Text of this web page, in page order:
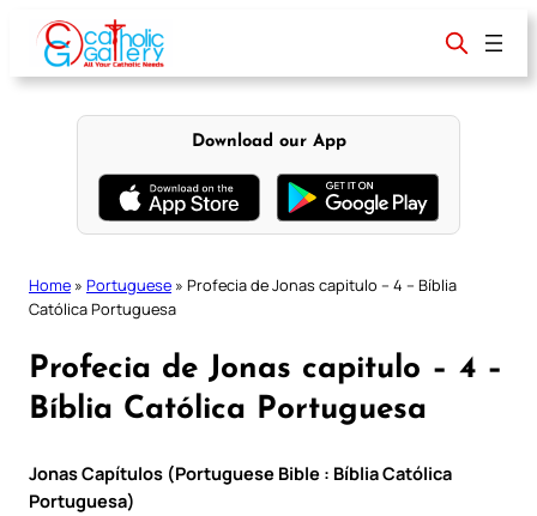
content
Download our App
Home » Portuguese » Profecia de Jonas capitulo – 4 – Bíblia
Católica Portuguesa
Profecia de Jonas capitulo – 4 –
Bíblia Católica Portuguesa
Jonas Capítulos (Portuguese Bible : Bíblia Católica
Portuguesa)